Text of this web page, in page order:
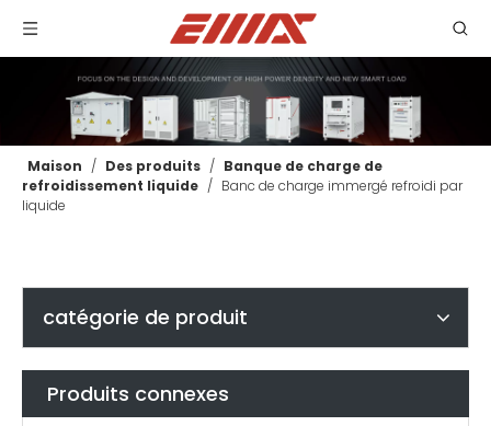
Maison / Des produits / Banque de charge de
refroidissement liquide / Banc de charge immergé refroidi par
liquide
catégorie de produit
Produits connexes